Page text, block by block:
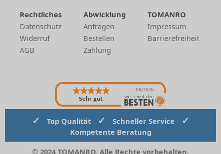
Rechtliches
Datenschutz
Widerruf
AGB
Abwicklung
Anfragen
Bestellen
Zahlung
TOMANRO
Impressum
Barrierefreiheit
Sehr gut
08/2026
✓ Top Qualität ✓ Schneller Service ✓
Kompetente Beratung
© 2024 TOMANRO. Alle Rechte vorbehalten.